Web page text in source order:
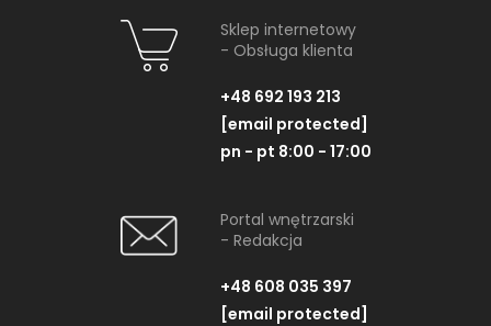
Sklep internetowy
- Obsługa klienta
+48 692 193 213
[email protected]
pn - pt 8:00 - 17:00
Portal wnętrzarski
- Redakcja
+48 608 035 397
[email protected]